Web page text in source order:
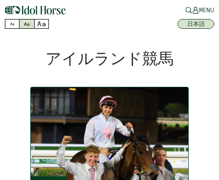
MENU
Aa Aa Aa 日本語
アイルランド競馬